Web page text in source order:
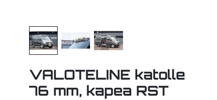
VALOTELINE katolle
76 mm, kapea RST